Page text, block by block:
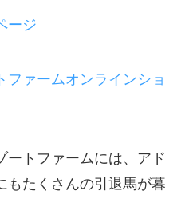
ージ
ファームオンラインショ
ートファームには、アド
もたくさんの引退馬が暮